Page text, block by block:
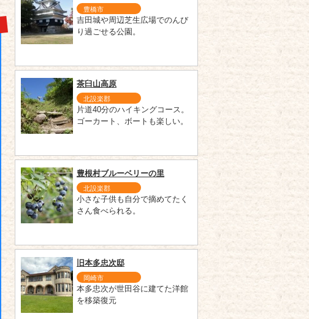
豊橋市
吉田城や周辺芝生広場でのんび
り過ごせる公園。
茶臼山高原
北設楽郡
片道40分のハイキングコース。
ゴーカート、ボートも楽しい。
豊根村ブルーベリーの里
北設楽郡
小さな子供も自分で摘めてたく
さん食べられる。
旧本多忠次邸
岡崎市
本多忠次が世田谷に建てた洋館
を移築復元